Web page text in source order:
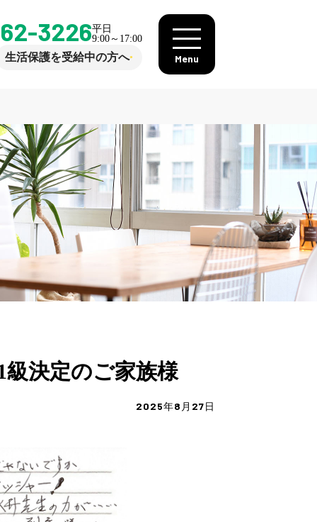
3226平日
9:00～17:00
生活保護を受給中の方へ Menu
決定のご家族様
2025年8月27日